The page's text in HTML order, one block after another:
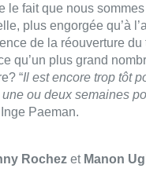
sites
meilleur poste
près de